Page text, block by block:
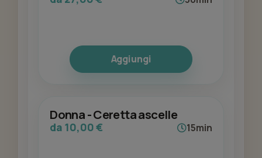
Aggiungi
Donna - Ceretta ascelle
da 10,00 € 15min